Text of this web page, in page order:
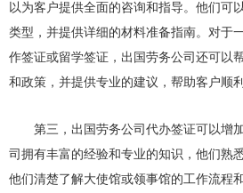
以为客户提供全面的咨询和指导。他们可
类型，并提供详细的材料准备指南。对于
作签证或留学签证，出国劳务公司还可以
和政策，并提供专业的建议，帮助客户顺
第三，出国劳务公司代办签证可以增
司拥有丰富的经验和专业的知识，他们熟
他们清楚了解大使馆或领事馆的工作流程